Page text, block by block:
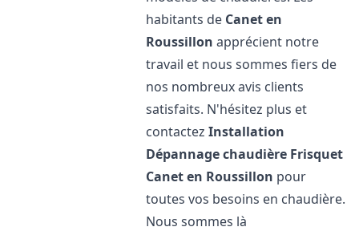
habitants de Canet en
Roussillon apprécient notre
travail et nous sommes fiers de
nos nombreux avis clients
satisfaits. N'hésitez plus et
contactezInstallation
Dépannage chaudière Frisquet
Canet en Roussillon pour
toutes vos besoins en chaudière.
Nous sommes là